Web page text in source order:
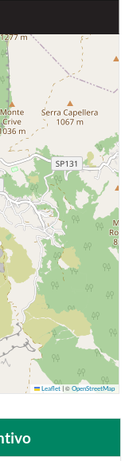
Leaflet © OpenStreetMap